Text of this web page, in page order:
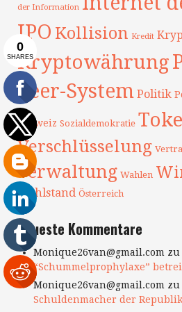
der Information
IPO Kollision Kredit
Kryptowährung
Peer-System Politik
Schweiz Sozialdemokratie
Verschlüsselung
Verwaltung Wahlen
Wohlstand Österreich
Neueste Kommentare
Monique26van@gmail.com zu
“Schummelprophylaxe”
Monique26van@gmail.com zu
Schuldenmacher der